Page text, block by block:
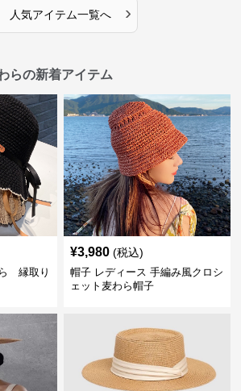
人気アイテム一覧へ ›
らの新着アイテム
縁取り
¥3,980 (税込)
帽子 レディース 手編み風クロシ
ェット麦わら帽子